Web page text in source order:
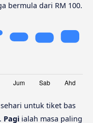
bermula dari RM 100.
untuk tiket bas
Pagi ialah masa paling